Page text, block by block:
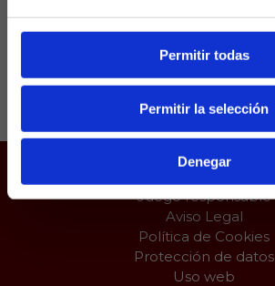
Permitir todas
Permitir la selección
Denegar
Compartir:
Juego responsable
Aviso Legal
Política de Cookies
Protección de datos
Uso web